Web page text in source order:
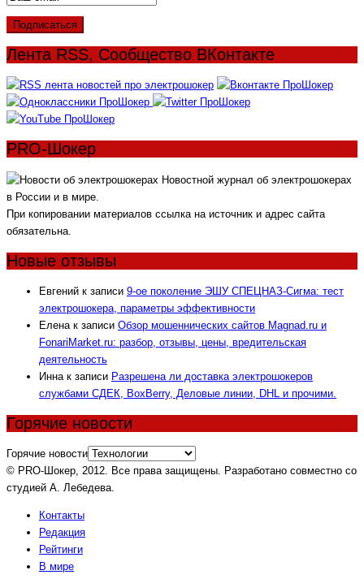
Лента RSS, Сообщество ВКонтакте
PRO-Шокер
Новостной журнал об электрошокерах
в России и в мире.
При копировании материалов ссылка на источник и адрес сайта
обязательна.
Новые отзывы
Евгений к записи 9-ое поколение ЭШУ СПЕЦНАЗ-Сигма: тест
электрошокера, параметры эффективности
Елена к записи Обзор мошеннических сайтов Magnad.ru и
FonariMarket.ru: разбор, отзывы, цены, вредительская
деятельность
Инна к записи Разрешена ли доставка электрошокеров
службами СДЕК, BoxBerry, Деловые линии, DHL и прочими.
Горячие новости
Горячие новости
© PRO-Шокер, 2012. Все права защищены. Разработано совместно со
студией А. Лебедева.
Контакты
Редакция
Рейтинги
В мире